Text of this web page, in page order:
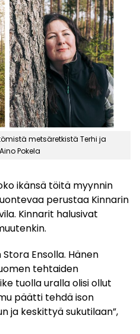
metsäretkistä Terhi ja
Pokela
ikänsä töitä myynnin
perustaa Kinnarin
Kinnarit halusivat
Ensolla. Hänen
tehtaiden
tuolla uralla olisi ollut
päätti tehdä ison
ja keskittyä sukutilaan”,